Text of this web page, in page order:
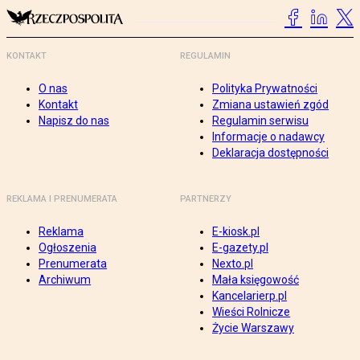
KONTAKT
O nas
Kontakt
Napisz do nas
REGULAMIN
Polityka Prywatności
Zmiana ustawień zgód
Regulamin serwisu
Informacje o nadawcy
Deklaracja dostępności
REKLAMA I PRENUMERATA
Reklama
Ogłoszenia
Prenumerata
Archiwum
PARTNERZY
E-kiosk.pl
E-gazety.pl
Nexto.pl
Mała księgowość
Kancelarierp.pl
Wieści Rolnicze
Życie Warszawy